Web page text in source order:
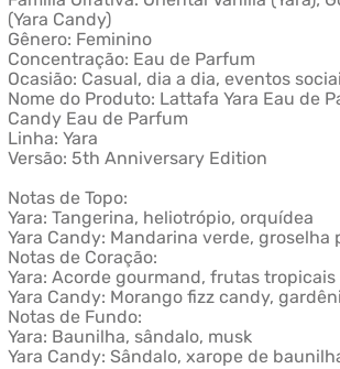
(Yara Candy)
Gênero: Feminino
Concentração: Eau de Parfum
Ocasião: Casual, dia a dia, eventos
Nome do Produto: Lattafa Yara Eau de
Candy Eau de Parfum
Linha: Yara
Versão: 5th Anniversary Edition
Notas de Topo:
Yara: Tangerina, heliotrópio, orquídea
Yara Candy: Mandarina verde, groselha
Notas de Coração:
Yara: Acorde gourmand, frutas tropicais
Yara Candy: Morango fizz candy,
Notas de Fundo:
Yara: Baunilha, sândalo, musk
Yara Candy: Sândalo, xarope de